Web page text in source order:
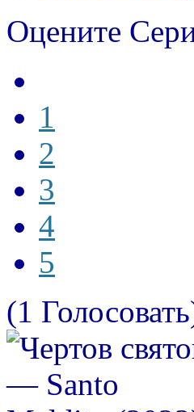
Оцените
1
2
3
4
5
(1